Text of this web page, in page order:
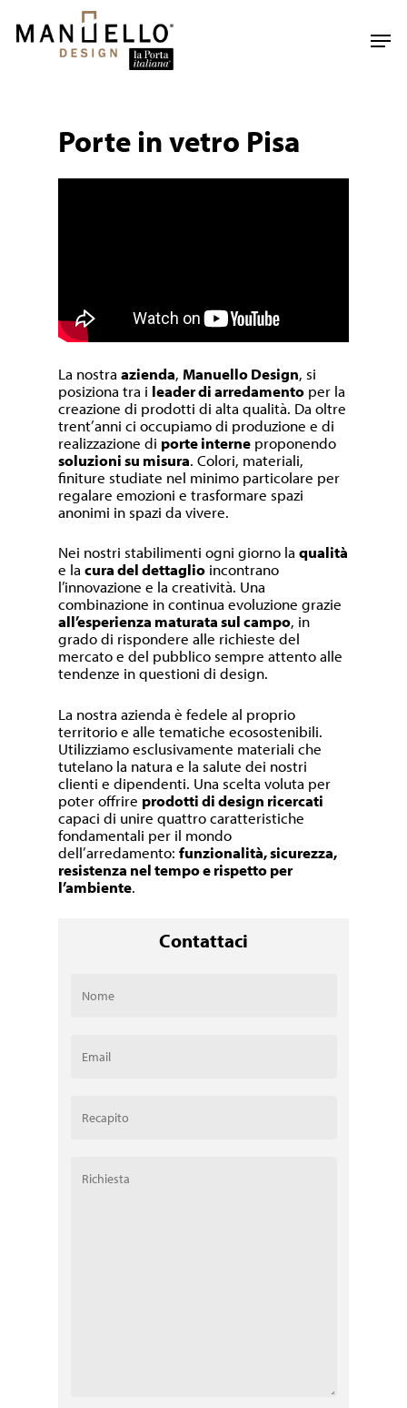
main
Porte in vetro Pisa
La nostraazienda, Manuello Design, si
posiziona tra i leader di arredamento per la
creazione di prodotti di alta qualità. Da oltre
trent’anni ci occupiamo di produzione e di
realizzazione di porte interne proponendo
soluzioni su misura. Colori, materiali,
finiture studiate nel minimo particolare per
regalare emozioni e trasformare spazi
anonimi in spazi da vivere.
Nei nostri stabilimenti ogni giorno laqualità
e lacura del dettaglio incontrano
l’innovazione e la creatività. Una
combinazione in continua evoluzione grazie
all’esperienza maturata sul campo, in
grado di rispondere alle richieste del
mercato e del pubblico sempre attento alle
tendenze in questioni di design.
La nostra azienda è fedele al proprio
territorio e alle tematiche ecosostenibili.
Utilizziamo esclusivamente materiali che
tutelano la natura e la salute dei nostri
clienti e dipendenti. Una scelta voluta per
poter offrire prodotti di design ricercati
capaci di unire quattro caratteristiche
fondamentali per il mondo
dell’arredamento:funzionalità, sicurezza,
resistenza nel tempo e rispetto per
l’ambiente.
Contattaci